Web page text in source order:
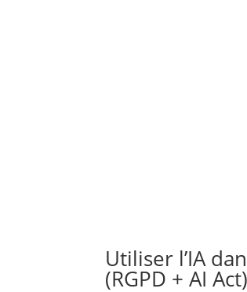
Utiliser l’IA
(RGPD + AI Act)